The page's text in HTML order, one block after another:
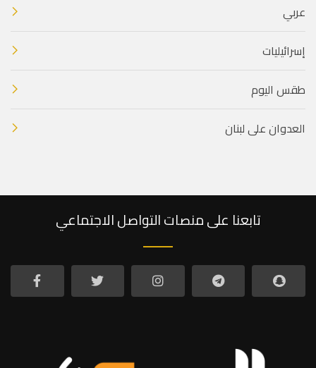
عربي
إسرائيليات
طقس اليوم
العدوان على لبنان
تابعنا على منصات التواصل الاجتماعي